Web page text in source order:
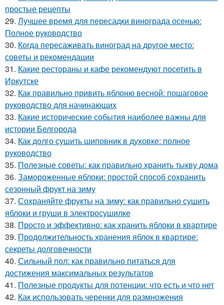
простые рецепты
29. Лучшее время для пересадки винограда осенью:
Полное руководство
30. Когда пересаживать виноград на другое место:
советы и рекомендации
31. Какие рестораны и кафе рекомендуют посетить в
Иркутске
32. Как правильно привить яблоню весной: пошаговое
руководство для начинающих
33. Какие исторические события наиболее важны для
истории Белгорода
34. Как долго сушить шиповник в духовке: полное
руководство
35. Полезные советы: как правильно хранить тыкву дома
36. Замороженные яблоки: простой способ сохранить
сезонный фрукт на зиму
37. Сохраняйте фрукты на зиму: как правильно сушить
яблоки и груши в электросушилке
38. Просто и эффективно: как хранить яблоки в квартире
39. Продолжительность хранения яблок в квартире:
секреты долговечности
40. Сильный пол: как правильно питаться для
достижения максимальных результатов
41. Полезные продукты для потенции: что есть и что нет
42. Как использовать черенки для размножения